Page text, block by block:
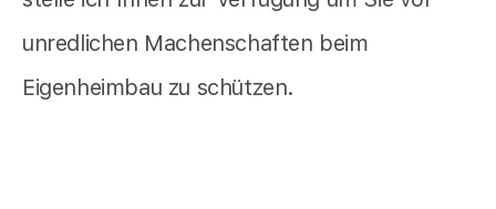
unredlichen Machenschaften beim
Eigenheimbau zu schützen.